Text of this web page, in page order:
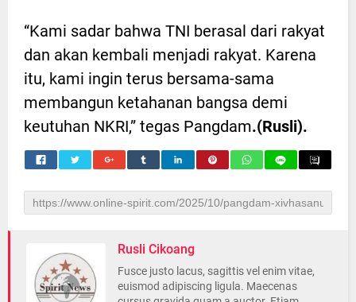
“Kami sadar bahwa TNI berasal dari rakyat
dan akan kembali menjadi rakyat. Karena
itu, kami ingin terus bersama-sama
membangun ketahanan bangsa demi
keutuhan NKRI,” tegas Pangdam.(Rusli).
Rusli Cikoang
Fusce justo lacus, sagittis vel enim vitae,
euismod adipiscing ligula. Maecenas